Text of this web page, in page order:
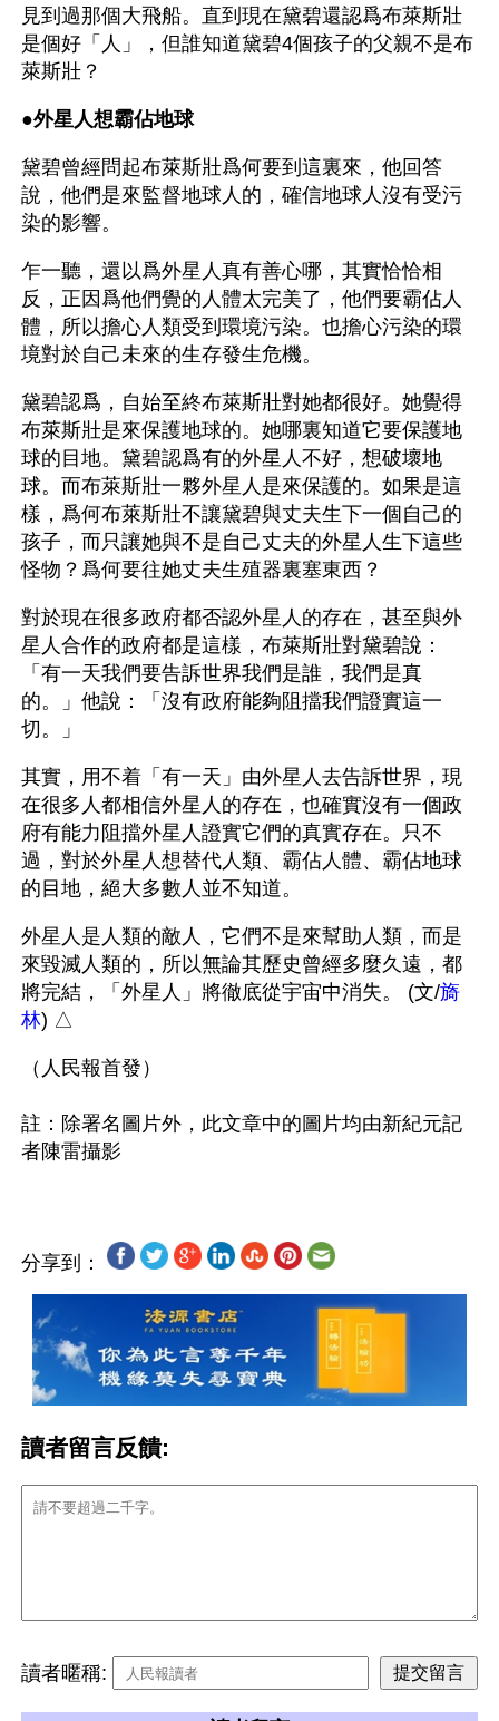
見到過那個大飛船。直到現在黛碧還認爲布萊斯壯
是個好「人」，但誰知道黛碧4個孩子的父親不是布
萊斯壯？
●外星人想霸佔地球
黛碧曾經問起布萊斯壯爲何要到這裏來，他回答
說，他們是來監督地球人的，確信地球人沒有受污
染的影響。
乍一聽，還以爲外星人真有善心哪，其實恰恰相
反，正因爲他們覺的人體太完美了，他們要霸佔人
體，所以擔心人類受到環境污染。也擔心污染的環
境對於自己未來的生存發生危機。
黛碧認爲，自始至終布萊斯壯對她都很好。她覺得
布萊斯壯是來保護地球的。她哪裏知道它要保護地
球的目地。黛碧認爲有的外星人不好，想破壞地
球。而布萊斯壯一夥外星人是來保護的。如果是這
樣，爲何布萊斯壯不讓黛碧與丈夫生下一個自己的
孩子，而只讓她與不是自己丈夫的外星人生下這些
怪物？爲何要往她丈夫生殖器裏塞東西？
對於現在很多政府都否認外星人的存在，甚至與外
星人合作的政府都是這樣，布萊斯壯對黛碧說：
「有一天我們要告訴世界我們是誰，我們是真
的。」他說：「沒有政府能夠阻擋我們證實這一
切。」
其實，用不着「有一天」由外星人去告訴世界，現
在很多人都相信外星人的存在，也確實沒有一個政
府有能力阻擋外星人證實它們的真實存在。只不
過，對於外星人想替代人類、霸佔人體、霸佔地球
的目地，絕大多數人並不知道。
外星人是人類的敵人，它們不是來幫助人類，而是
來毀滅人類的，所以無論其歷史曾經多麼久遠，都
將完結，「外星人」將徹底從宇宙中消失。 (文/旖
林) △
（人民報首發）
註：除署名圖片外，此文章中的圖片均由新紀元記
分享到：
讀者留言反饋:
讀者暱稱: